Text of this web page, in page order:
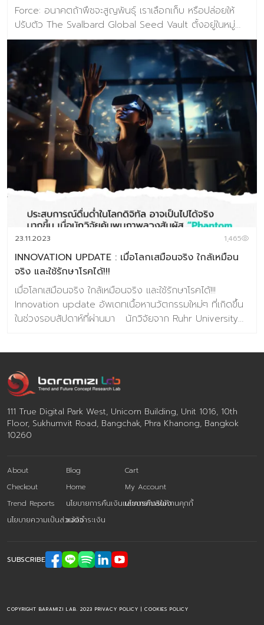
Force: อนาคตถ้าพืชจะสูญพันธุ์ เราเลือกเก็บ หรือปล่อยให้
ปรับตัว The Svalbard Global Seed Vault ตั้งอยู่ในหมู่
เกาะ Svalbard ของนอร์เวย์ ทำหน้าที่เก็บรักษาความหลาก
หลายทางชีวภาพของพืชพรรณทั่วโลก คลังรักษาเมล็ดพันธุ์
แห่งนี้เริ่มเปิดทำการเมื่อปี 2008 และมีการรับฝากเมล็ดพันธุ์
จากทั่วโลก โดยเฉพาะในปี2024 มีการฝากเมล็ดพันธุ์จำนวน
มากที่สุดในรอบ 16 ปี เมล็ดพันธุ์ทั้งหมดจะถูกเก็บรักษาในถุง
พิเศษที่ทนต่อความชื้นและเก็บในสภาพแวดล้อมอุณหภูมิต่ำถึง
-18 องศาเซลเซียส เพื่อให้พืชอยู่ในสภาวะหลับใหลเป็นเวลานาน
ด้วยเป้าหมายที่จะป้องกันการสูญพันธุ์ของพืชสำคัญจากภัย
พิบัติ ภาวะโลกร้อน และโรคจากพืช แต่ภารกิจของคลังนี้ก็ก่อ
ให้เกิดคำถามสำคัญว่าเราควรจะเน้นการรักษาพืชพันธุ์ที่มีอยู่
หรือปล่อยให้พืชปรับตัวและวิวัฒนาการตามธรรมชาติเพื่อ
รับมือกับความเปลี่ยนแปลงของโลก การวิวัฒนาการเป็นกระ
บวนการที่พืชและสิ่งมีชีวิตใช้ในการปรับตัวและพัฒนา
คุณลักษณะที่เหมาะสมกับสภาพแวดล้อมที่เปลี่ยนแปลง การ
ปล่อยให้พืชวิวัฒนาการสามารถช่วยให้ได้พืชชนิดใหม่ที่ทนทาน
ยิ่งขึ้น โดยไม่ต้องอาศัยการแทรกแซง […]
23.11.2023 1,465
INNOVATION UPDATE : เมื่อโลกเสมือนจริง ใกล้เหมือน
จริง และใช้รักษาโรคได้!!!
เมื่อโลกเสมือนจริง ใกล้เหมือนจริง และใช้รักษาโรคได้!!!
Innovation update อัพเดทเนื้อหานวัตกรรมใหม่ๆ ที่เกิดขึ้น
ในช่วงรอบสัปดาห์ที่ผ่านมา นักวิจัยจาก Ruhr University
การมองเห็นในโลกเสมือนซึ่งบ่งบอกถึงปฏิสัมพันธ์ทางประสาท
สัมผัสที่ซับซ้อน ของการรับรู้ทางประสาทสัมผัสและการเป็น
เข้าใจในด้านประสาทวิทยาศาสตร์และการแพทย์ โดยให้ข้อมูลเชิง
ลึกเกี่ยวกับการรับรู้ของมนุษย์และการประยุกต์ใช้ที่มีศักยภาพ
phantom-touch-25208/ —————————————–
เพราะธุรกิจยุคใหม่ต้องใช้ข้อมูลทำงาน ศูนย์วิจัยเทรนด์และ
คอนเซปต์แห่งอนาคต บารามีซี่ แล็บ Future Research I
Future Trend I Brand Monitoring ติดตามเรื่องราวอื่นๆ
111 True Digital Park West, Unicorn Building, Unit 1016, 10th
Floor, Sukhumvit Road, Bangchak, Phra Khanong, Bangkok
10260
About Blog
Cart
Checkout
Home
My Account
Trend Reports
นโยบายการคืนเงินและการคืนสินค้า
นโยบายการใช้งานคุกกี้
นโยบายความเป็นส่วนตัวแจ้งชำระเงิน
SUBSCRIBE
COPYRIGHT BARAMIZI LAB. 2023 PRIVACY POLICY | COOKIES POLICY